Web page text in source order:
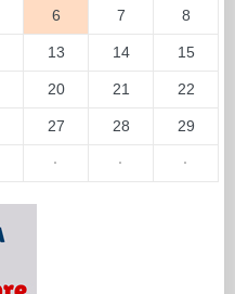
6 7 8
13 14 15
20 21 22
27 28 29
· · ·